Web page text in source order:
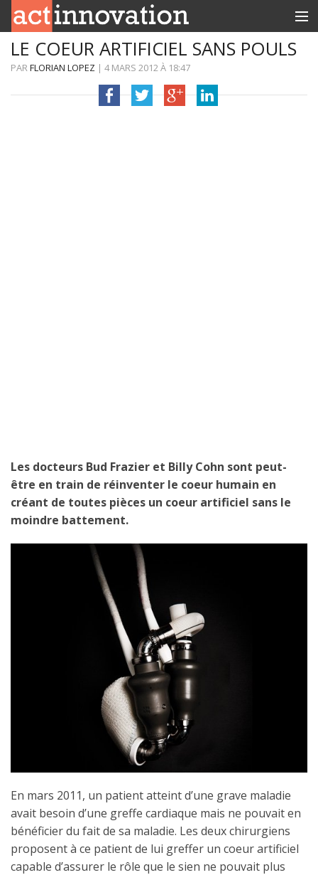
RUBRIQUES
LE COEUR ARTIFICIEL SANS POULS
PARFLORIAN LOPEZ | 4 MARS 2012À 18:47
Les docteurs Bud Frazier et Billy Cohn sont peut-
être en train de réinventer le coeur humain en
créant de toutes pièces un coeur artificiel sans le
moindre battement.
En mars 2011, un patient atteint d’une grave maladie
avait besoin d’une greffe cardiaque mais ne pouvait en
bénéficier du fait de sa maladie. Les deux chirurgiens
proposent à ce patient de lui greffer un coeur artificiel
capable d’assurer le rôle que le sien ne pouvait plus